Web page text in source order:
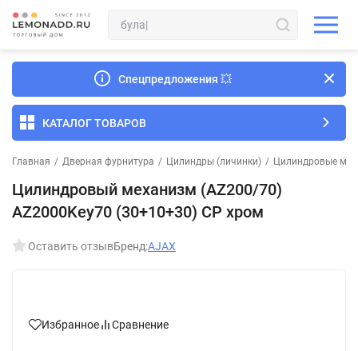
Спецпредложения 💥
КАТАЛОГ ТОВАРОВ
Главная / Дверная фурнитура / Цилиндры (личинки) / Цилиндровые
Цилиндровый механизм (AZ200/70)
AZ2000Key70 (30+10+30) CP хром
Оставить отзывБренд:AJAX
Избранное Сравнение